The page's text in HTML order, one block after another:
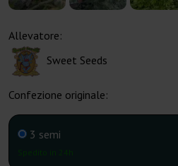
Allevatore:
Sweet Seeds
Confezione originale:
3 semi